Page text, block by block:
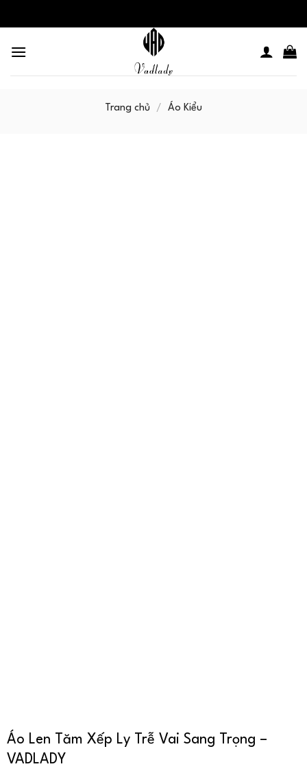
to
Trang chủ / Áo Kiểu
Áo Len Tăm Xếp Ly Trễ Vai Sang Trọng –
VADLADY